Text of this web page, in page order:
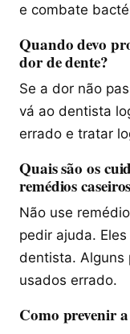
e combate
Quando devo
dor de dente?
Se a dor não
vá ao dentista
errado e tratar
Quais são os
remédios
Não use
pedir ajuda.
dentista. Alguns
usados errado.
Como prevenir